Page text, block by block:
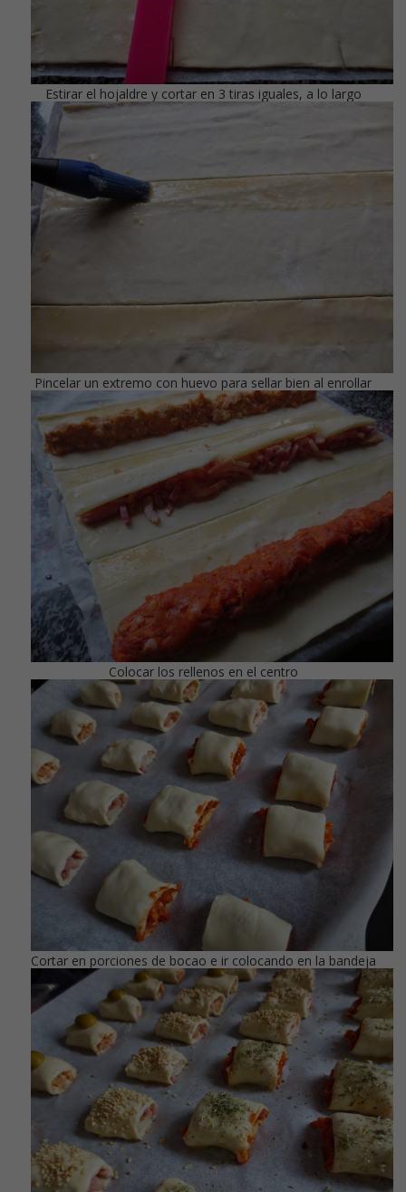
Estirar el hojaldre y cortar en 3 tiras iguales, a lo largo
Pincelar un extremo con huevo para sellar bien al enrollar
Colocar los rellenos en el centro
Cortar en porciones de bocao e ir colocando en la bandeja